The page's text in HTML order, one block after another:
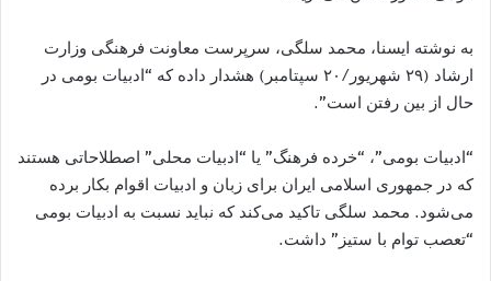
به نوشته ایسنا، محمد سلگی، سرپرست معاونت فرهنگی وزارت
ارشاد (۲۹ شهریور/۲۰ سپتامبر) هشدار داده که “ادبیات بومی در
حال از بین رفتن است”.
“ادبیات بومی”، “خرده فرهنگ” یا “ادبیات محلی” اصطلاحاتی هستند
که در جمهوری اسلامی ایران برای زبان و ادبیات اقوام بکار برده
می‌شود. محمد سلگی تاکید می‌کند که نباید نسبت به ادبیات بومی
“تعصب توام با ستیز” داشت.